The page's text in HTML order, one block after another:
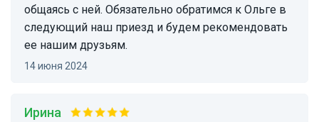
общаясь с ней. Обязательно обратимся к Ольге в
следующий наш приезд и будем рекомендовать
ее нашим друзьям.
14 июня 2024
Ирина